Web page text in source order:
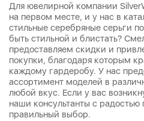
Для ювелирной компании
на первом месте, и у нас в
стильные серебряные серьги
быть стильной и блистать?
предоставляем скидки и
покупки, благодаря которым
каждому гардеробу. У нас
ассортимент моделей в
любой вкус. Если у вас
наши консультанты с радостью
правильный выбор.